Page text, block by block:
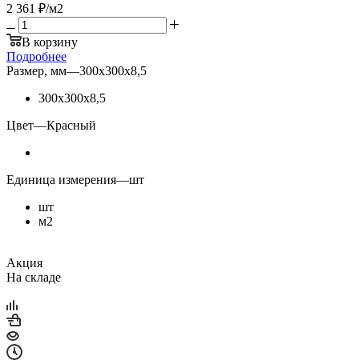
2 361 ₽/м2
В корзину
Подробнее
Размер, мм—300х300х8,5
300х300х8,5
Цвет—Красный
Единица измерения—шт
шт
м2
Акция
На складе